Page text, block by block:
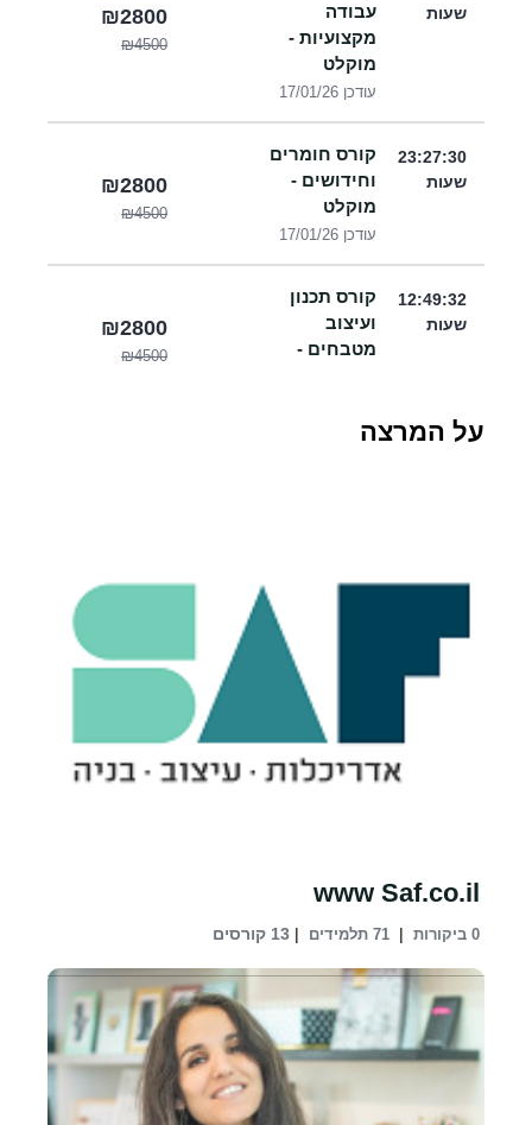
שעות
עבודה
מקצועיות -
מוקלט
עודכן 17/01/26
₪4500
₪2800
23:27:30
שעות
קורס חומרים
וחידושים -
מוקלט
עודכן 17/01/26
₪4500
₪2800
12:49:32
שעות
קורס תכנון
ועיצוב
מטבחים -
₪4500
₪2800
על המרצה
www Saf.co.il
0 ביקורות | 71 תלמידים | 13 קורסים